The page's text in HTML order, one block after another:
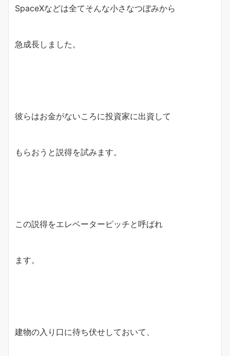
SpaceXなどは全てそんな小さなつぼみから
急成長しました。
彼らはお金がないころに投資家に出資して
もらおうと説得を試みます。
この説得をエレベーターピッチと呼ばれ
ます。
建物の入り口に待ち伏せしておいて、